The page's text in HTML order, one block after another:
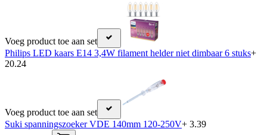
Voeg product toe aan set
Philips LED kaars E14 3,4W filament helder niet dimbaar 6 stuks+
20.24
Voeg product toe aan set
Suki spanningszoeker VDE 140mm 120-250V+ 3.39